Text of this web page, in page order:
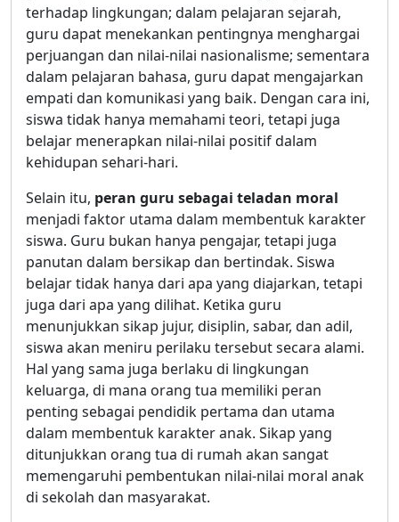
terhadap lingkungan; dalam pelajaran sejarah,
guru dapat menekankan pentingnya menghargai
perjuangan dan nilai-nilai nasionalisme; sementara
dalam pelajaran bahasa, guru dapat mengajarkan
empati dan komunikasi yang baik. Dengan cara ini,
siswa tidak hanya memahami teori, tetapi juga
belajar menerapkan nilai-nilai positif dalam
kehidupan sehari-hari.
Selain itu, peran guru sebagai teladan moral
menjadi faktor utama dalam membentuk karakter
siswa. Guru bukan hanya pengajar, tetapi juga
panutan dalam bersikap dan bertindak. Siswa
belajar tidak hanya dari apa yang diajarkan, tetapi
juga dari apa yang dilihat. Ketika guru
menunjukkan sikap jujur, disiplin, sabar, dan adil,
siswa akan meniru perilaku tersebut secara alami.
Hal yang sama juga berlaku di lingkungan
keluarga, di mana orang tua memiliki peran
penting sebagai pendidik pertama dan utama
dalam membentuk karakter anak. Sikap yang
ditunjukkan orang tua di rumah akan sangat
memengaruhi pembentukan nilai-nilai moral anak
di sekolah dan masyarakat.